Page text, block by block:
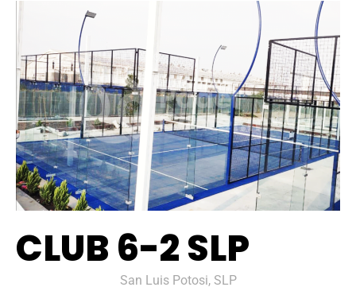
CLUB 6-2 SLP
San Luis Potosi, SLP